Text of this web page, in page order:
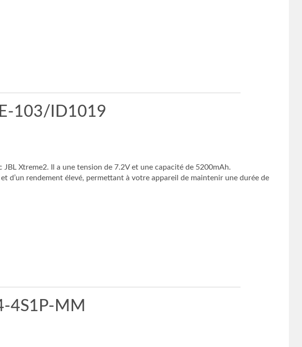
103/ID1019
Xtreme2. Il a une tension de 7.2V et une capacité de 5200mAh.
d’un rendement élevé, permettant à votre appareil de maintenir une durée de
4S1P-MM